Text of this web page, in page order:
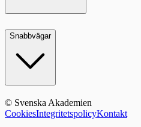
Snabbvägar
© Svenska Akademien
CookiesIntegritetspolicyKontakt